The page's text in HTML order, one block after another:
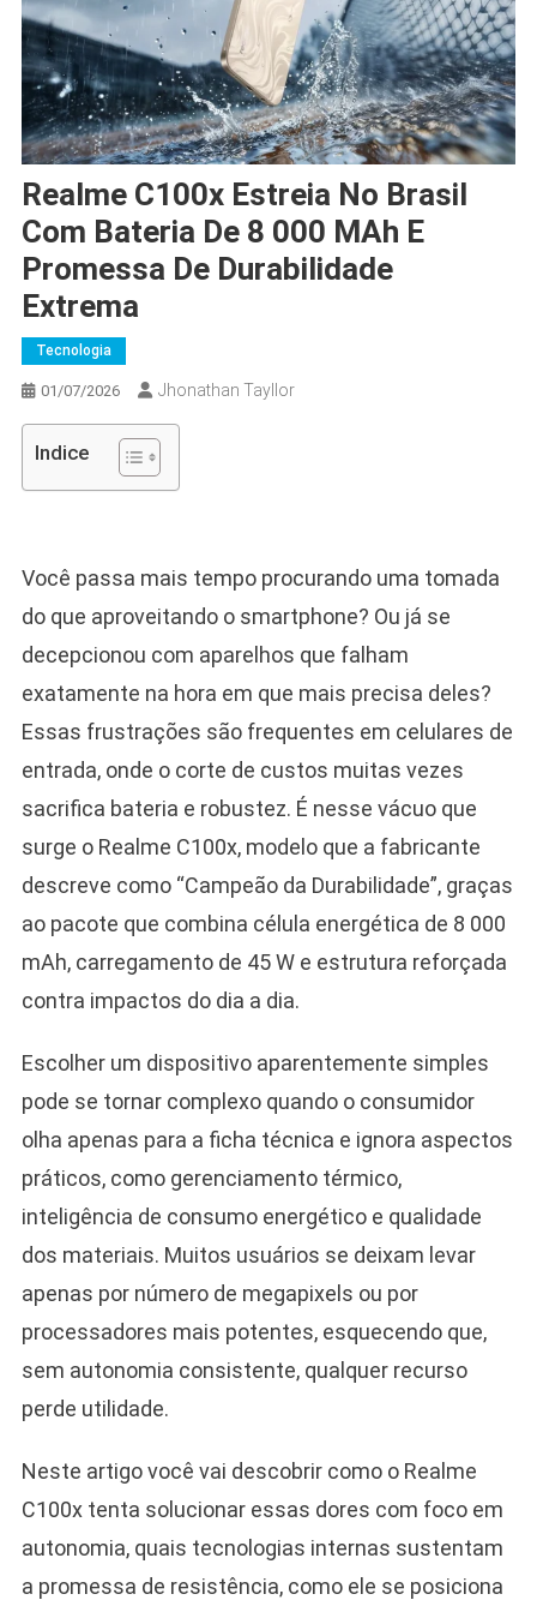
Realme C100x Estreia No Brasil
Com Bateria De 8 000 MAh E
Promessa De Durabilidade
Extrema
Tecnologia
01/07/2026 Jhonathan Tayllor
Indice
Você passa mais tempo procurando uma tomada
do que aproveitando o smartphone? Ou já se
decepcionou com aparelhos que falham
exatamente na hora em que mais precisa deles?
Essas frustrações são frequentes em celulares de
entrada, onde o corte de custos muitas vezes
sacrifica bateria e robustez. É nesse vácuo que
surge o Realme C100x, modelo que a fabricante
descreve como “Campeão da Durabilidade”, graças
ao pacote que combina célula energética de 8 000
mAh, carregamento de 45 W e estrutura reforçada
contra impactos do dia a dia.
Escolher um dispositivo aparentemente simples
pode se tornar complexo quando o consumidor
olha apenas para a ficha técnica e ignora aspectos
práticos, como gerenciamento térmico,
inteligência de consumo energético e qualidade
dos materiais. Muitos usuários se deixam levar
apenas por número de megapixels ou por
processadores mais potentes, esquecendo que,
sem autonomia consistente, qualquer recurso
perde utilidade.
Neste artigo você vai descobrir como o Realme
C100x tenta solucionar essas dores com foco em
autonomia, quais tecnologias internas sustentam
a promessa de resistência, como ele se posiciona